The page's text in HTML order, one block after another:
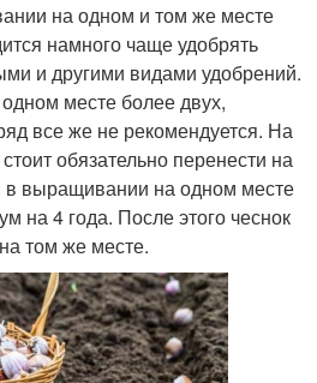
на одном и том же месте
намного чаще удобрять
и другими видами удобрений.
месте более двух,
все же не рекомендуется. На
обязательно перенести на
в выращивании на одном месте
на 4 года. После этого чеснок
том же месте.